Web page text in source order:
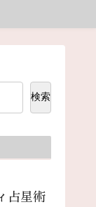
検索
占星術